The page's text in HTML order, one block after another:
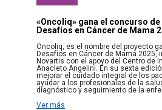
«Oncoliq» gana el concurso
Desafíos en Cáncer de Mama
Oncoliq, es el nombre del proyecto
Desafíos en Cáncer de Mama 2025,
Novartis con el apoyo del Centro de
Anacleto Angelini. En su sexta
mejorar el cuidado integral de los
ayudar a los profesionales de la
diagnóstico y seguimiento de la
Ver más